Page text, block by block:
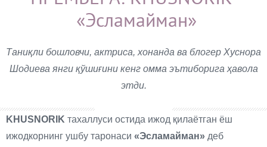
«Эсламайман»
Таниқли бошловчи, актриса, хонанда ва блогер Хуснора
Шодиева янги қўшиғини кенг омма эътиборига ҳавола
этди.
KHUSNORIK тахаллуси остида ижод қилаётган ёш
ижодкорнинг ушбу таронаси «Эсламайман» деб